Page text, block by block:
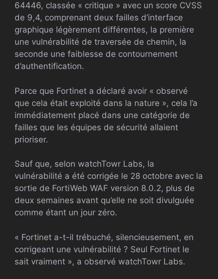
64446, classée « critique » avec un score CVSS
de 9,4, comprenant deux failles d’interface
graphique légèrement différentes, la première
une vulnérabilité de traversée de chemin, la
seconde une faiblesse de contournement
d’authentification.
Parce que Fortinet a déclaré avoir « observé
que cela était exploité dans la nature », cela l’a
immédiatement placé dans une catégorie de
failles que les équipes de sécurité allaient
prioriser.
Sauf que, selon watchTowr Labs, la
vulnérabilité a été corrigée le 28 octobre avec la
sortie de FortiWeb WAF version 8.0.2, plus de
deux semaines avant qu’elle ne soit divulguée
comme étant un jour zéro.
« Fortinet a-t-il trébuché, silencieusement, en
corrigeant une vulnérabilité ? Seul Fortinet le
sait vraiment », a observé watchTowr Labs.